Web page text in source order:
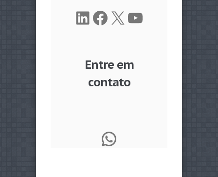
LinkedIn
Facebook
X Youtube
Entre em
contato
WhatsApp